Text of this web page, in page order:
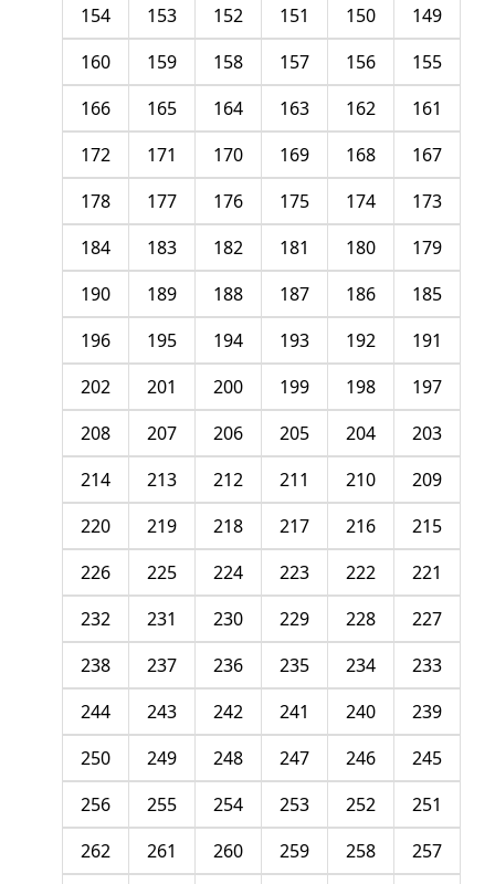
149
150
151
152
153
154
155
156
157
158
159
160
161
162
163
164
165
166
167
168
169
170
171
172
173
174
175
176
177
178
179
180
181
182
183
184
185
186
187
188
189
190
191
192
193
194
195
196
197
198
199
200
201
202
203
204
205
206
207
208
209
210
211
212
213
214
215
216
217
218
219
220
221
222
223
224
225
226
227
228
229
230
231
232
233
234
235
236
237
238
239
240
241
242
243
244
245
246
247
248
249
250
251
252
253
254
255
256
257
258
259
260
261
262